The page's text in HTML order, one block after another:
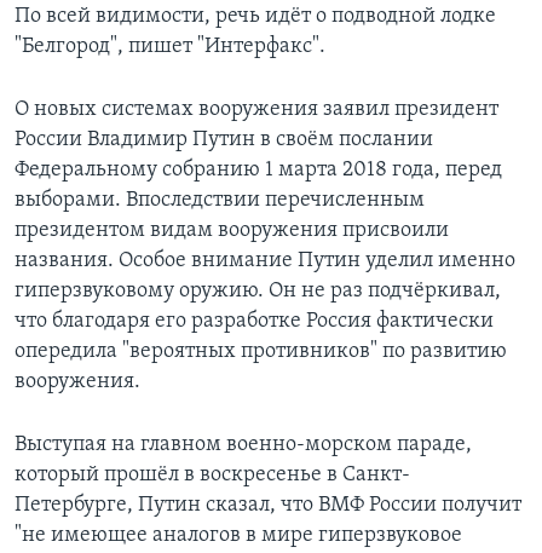
По всей видимости, речь идёт о подводной лодке
"Белгород", пишет "Интерфакс".
О новых системах вооружения заявил президент
России Владимир Путин в своём послании
Федеральному собранию 1 марта 2018 года, перед
выборами. Впоследствии перечисленным
президентом видам вооружения присвоили
названия. Особое внимание Путин уделил именно
гиперзвуковому оружию. Он не раз подчёркивал,
что благодаря его разработке Россия фактически
опередила "вероятных противников" по развитию
вооружения.
Выступая на главном военно-морском параде,
который прошёл в воскресенье в Санкт-
Петербурге, Путин сказал, что ВМФ России получит
"не имеющее аналогов в мире гиперзвуковое